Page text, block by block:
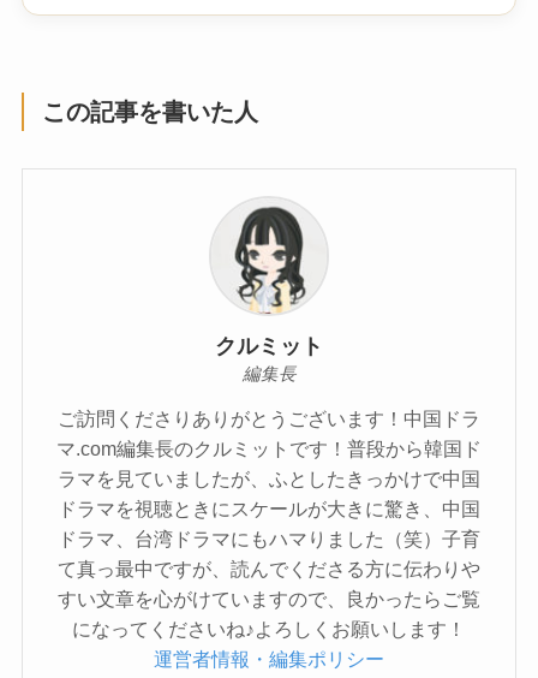
この記事を書いた人
クルミット
編集長
ご訪問くださりありがとうございます！中国ドラ
マ.com編集長のクルミットです！普段から韓国ド
ラマを見ていましたが、ふとしたきっかけで中国
ドラマを視聴ときにスケールが大きに驚き、中国
ドラマ、台湾ドラマにもハマりました（笑）子育
て真っ最中ですが、読んでくださる方に伝わりや
すい文章を心がけていますので、良かったらご覧
になってくださいね♪よろしくお願いします！
運営者情報・編集ポリシー